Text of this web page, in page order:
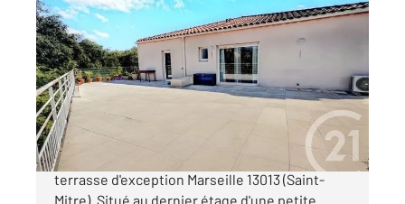
MARSEILLE 13013
66,54 m2
, 3 pièces
Ref : 10109
Appartement F3 à vendre
275 000 €
Exclusivité, à vendre Appartement T3 avec
terrasse d'exception Marseille 13013 (Saint-
Mitre). Situé au dernier étage d'une petite